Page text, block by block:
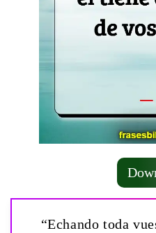
“Echando toda